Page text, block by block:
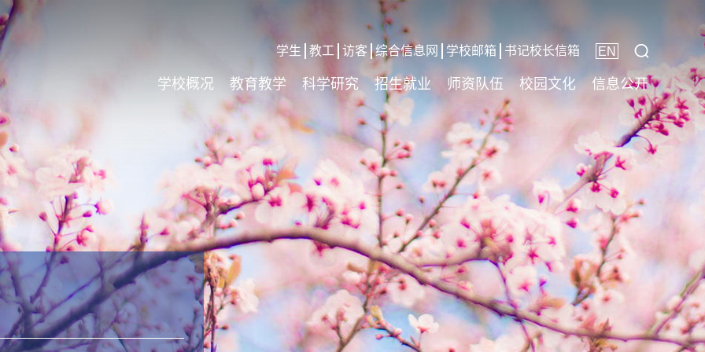
学生 教工 访客 综合信息网 学校邮箱 书记校长信箱 EN
学校概况 教育教学 科学研究 招生就业 师资队伍 校园文化 信息公开